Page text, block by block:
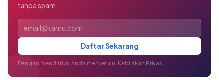
tanpa spam.
Alamat email
Daftar Sekarang
Dengan mendaftar, Anda menyetujui Kebijakan Privasi